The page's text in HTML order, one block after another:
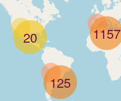
20
125
1157